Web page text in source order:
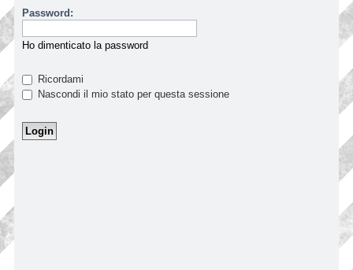
Password:
Ho dimenticato la password
Ricordami
Nascondi il mio stato per questa sessione